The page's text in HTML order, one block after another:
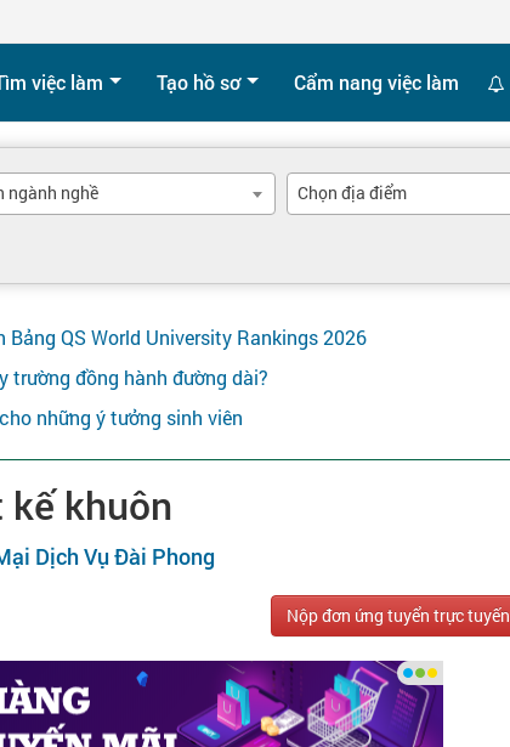
việc làm Tạo hồ sơ Cẩm nang việc làm
ngành nghề Chọn địa điểm
QS World University Rankings 2026
trường đồng hành đường dài?
những ý tưởng sinh viên
kế khuôn
Dịch Vụ Đài Phong
Nộp đơn ứng tuyển trực tuyến